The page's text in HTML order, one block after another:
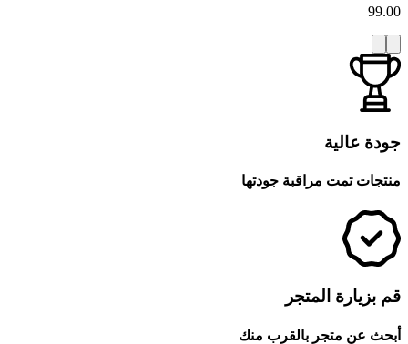
99.00
جودة عالية
منتجات تمت مراقبة جودتها
قم بزيارة المتجر
أبحث عن متجر بالقرب منك